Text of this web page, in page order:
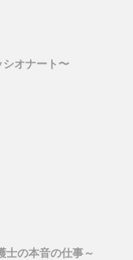
シオナート〜
士の本音の仕事～